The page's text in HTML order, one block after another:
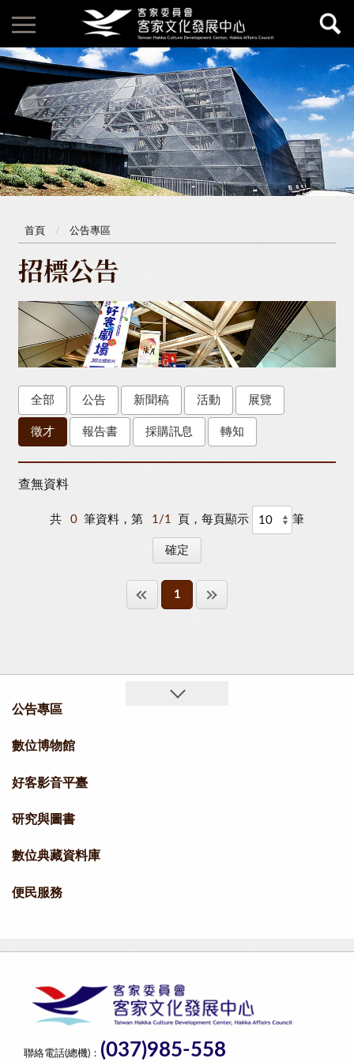
首頁 公告專區
招標公告
全部 公告 新聞稿 活動 展覽
徵才 報告書 採購訊息 轉知
查無資料
共 0 筆資料，第 1/1 頁，每頁顯示 筆
1
公告專區
數位博物館
好客影音平臺
研究與圖書
數位典藏資料庫
便民服務
聯絡電話(總機)： (037)985-558